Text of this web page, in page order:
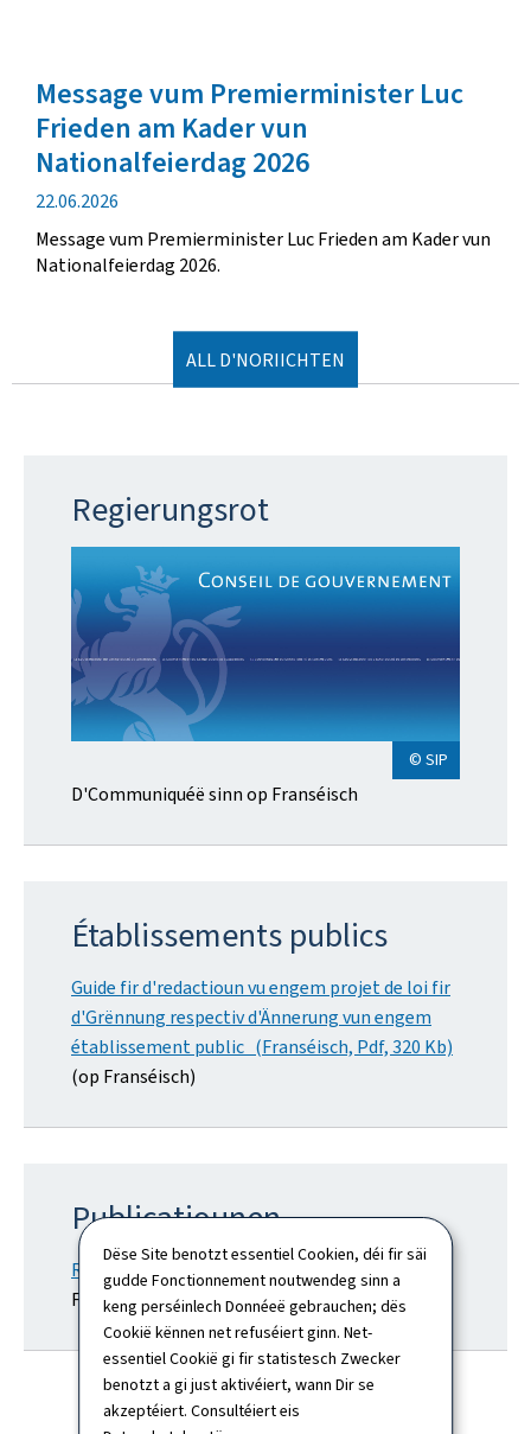
Dëse Site benotzt essentiel Cookien, déi fir säi
gudde Fonctionnement noutwendeg sinn a
keng perséinlech Donnéeë gebrauchen; dës
Cookië kënnen net refuséiert ginn. Net-
essentiel Cookië gi fir statistesch Zwecker
benotzt a gi just aktivéiert, wann Dir se
akzeptéiert. Consultéiert eis
Message vum Premierminister Luc
Frieden am Kader vun
Nationalfeierdag 2026
Verëffentlechungsdatum
22.06.2026
Message vum Premierminister Luc Frieden am Kader vun
Nationalfeierdag 2026.
ALL D'NORIICHTEN
Regierungsrot
© SIP
D'Communiquéë sinn op Franséisch
Établissements publics
Guide fir d'redactioun vu engem projet de loi fir
d'Grënnung respectiv d'Ännerung vun engem
établissement public (Franséisch, Pdf, 320 Kb)
(op Franséisch)
Publicatiounen
Rapports d'activité vum Ministère
(op
Franséisch)